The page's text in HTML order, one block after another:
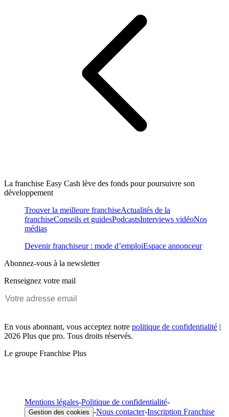
La franchise Easy Cash lève des fonds pour poursuivre son
développement
Trouver la meilleure franchiseActualités de la
franchiseConseils et guidesPodcastsInterviews vidéoNos
médias
Devenir franchiseur : mode d’emploiEspace annonceur
Abonnez-vous à la newsletter
Renseignez votre mail
En vous abonnant, vous acceptez notre politique de confidentialité
2026 Plus que pro. Tous droits réservés.
Le groupe Franchise Plus
Mentions légales-Politique de confidentialité-
Gestion des cookies -Nous contacter-Inscription Franchise